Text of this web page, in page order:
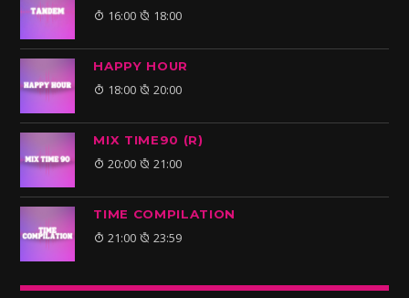
16:00 18:00
HAPPY HOUR
18:00 20:00
MIX TIME90 (R)
20:00 21:00
TIME COMPILATION
21:00 23:59